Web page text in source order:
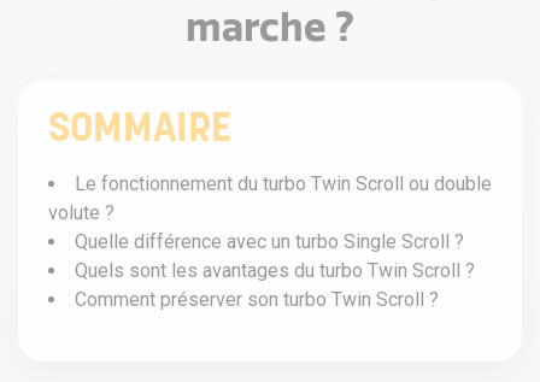
marche ?
SOMMAIRE
Le fonctionnement du turbo Twin Scroll ou double
volute ?
Quelle différence avec un turbo Single Scroll ?
Quels sont les avantages du turbo Twin Scroll ?
Comment préserver son turbo Twin Scroll ?